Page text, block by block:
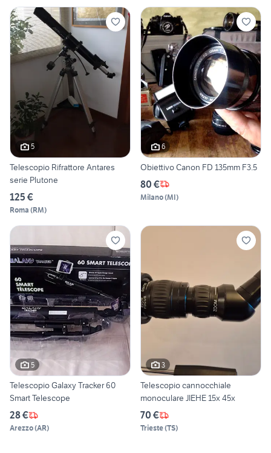
5
Telescopio Rifrattore Antares
serie Plutone
125 €
Roma (RM)
6
Obiettivo Canon FD 135mm F3.5
80 €
Milano(MI)
5
Telescopio Galaxy Tracker 60
Smart Telescope
28 €
Arezzo(AR)
3
Telescopio cannocchiale
monoculare JIEHE 15x 45x
70 €
Trieste(TS)